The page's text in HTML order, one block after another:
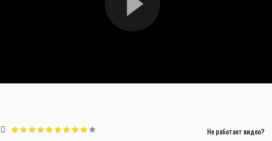
Не работает видео?